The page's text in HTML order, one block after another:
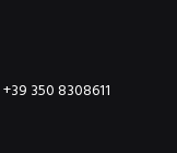
+39 350 8308611